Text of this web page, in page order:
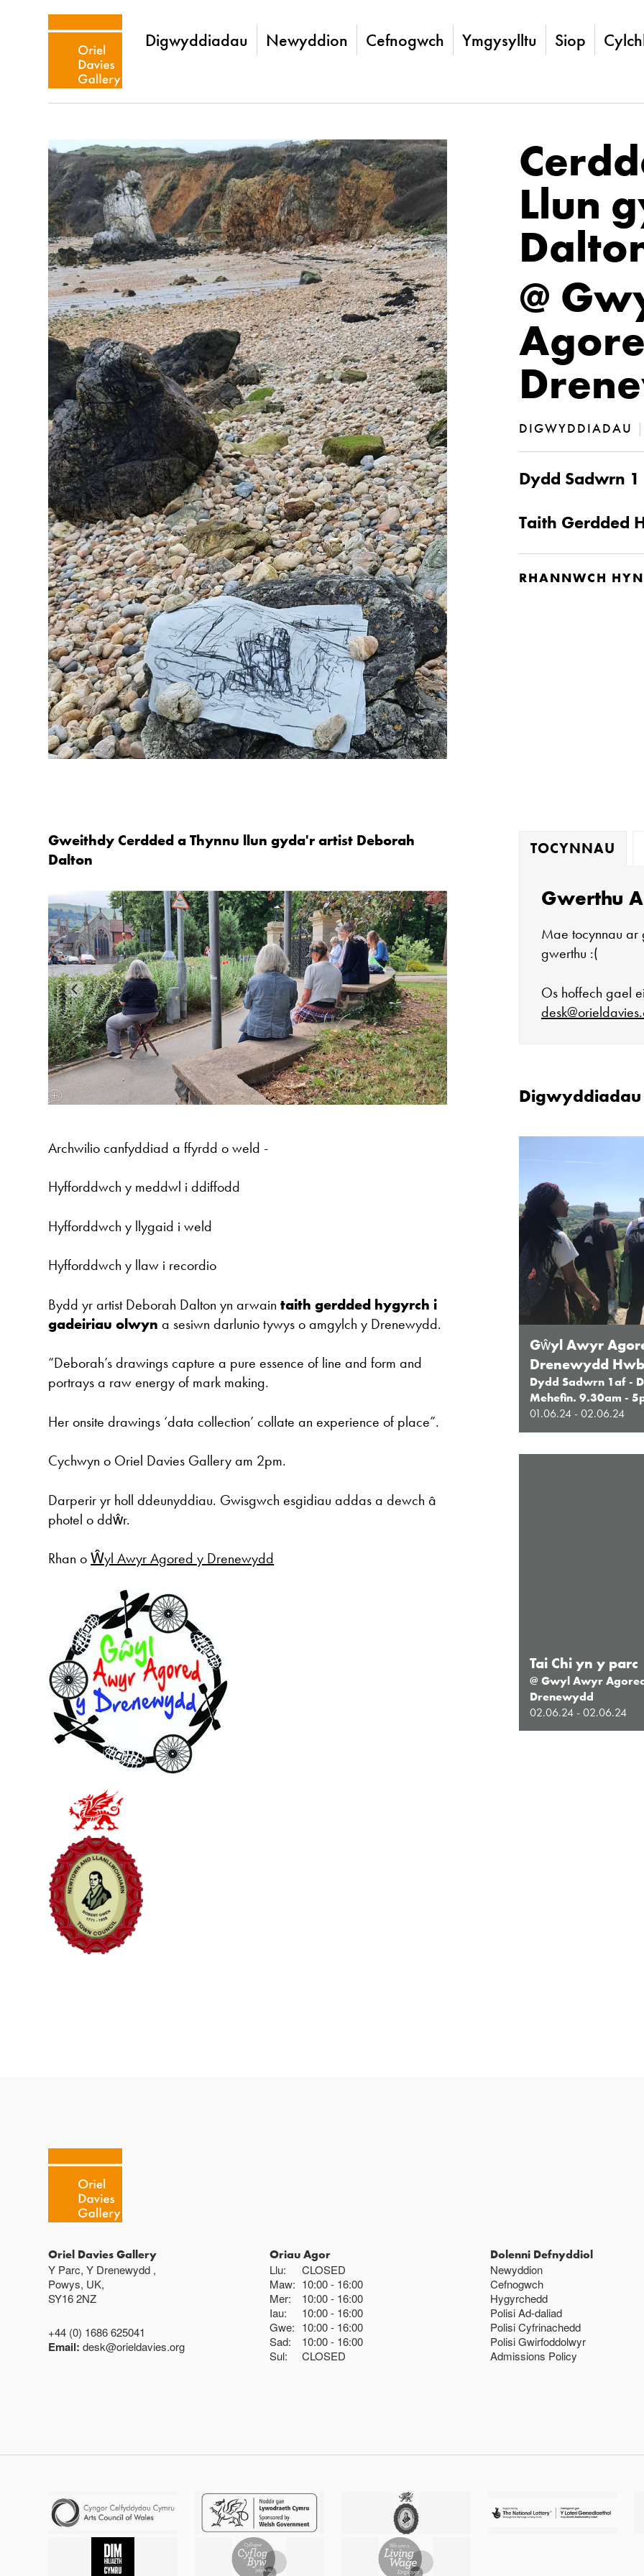
Digwyddiadau Newyddion Cefnogwch Ymgysylltu Siop
Llun
@
DIGWYDDIADAU |
Dydd Sadwrn
Taith Gerdded
RHANNWCH HYN
Gweithdy Cerdded a Thynnu llun gyda'r artist Deborah
Dalton
Archwilio canfyddiad a ffyrdd o weld -
Hyfforddwch y meddwl i ddiffodd
Hyfforddwch y llygaid i weld
Hyfforddwch y llaw i recordio
Bydd yr artist Deborah Dalton yn arwaintaith gerdded hygyrch i
gadeiriau olwyn a sesiwn darlunio tywys o amgylch y Drenewydd.
“Deborah’s drawings capture a pure essence of line and form and
portrays a raw energy of mark making.
Her onsite drawings ‘data collection’ collate an experience of place”.
Cychwyn o Oriel Davies Gallery am 2pm.
Darperir yr holl ddeunyddiau. Gwisgwch esgidiau addas a dewch â
photel o ddŵr.
Rhan oŴyl Awyr Agored y Drenewydd
TOCYNNAU
Gwerthu
Mae tocynnau
gwerthu :(
Os hoffech gael
Ac eithrio
Gwyliau banc
Gŵyl Awyr
Drenewydd Hwb
Dydd Sadwrn 1af -
Mehefin. 9.30am -
01.06.24 - 02.06.24
Tai Chi yn y parc
@ Gwyl Awyr
Drenewydd
02.06.24 - 02.06.24
Oriel Davies Gallery
Y Parc, Y Drenewydd ,
Powys, UK,
SY16 2NZ
+44 (0) 1686 625041
Email:desk@orieldavies.org
Oriau Agor
Llu:
CLOSED
Maw: 10:00
16:00
Mer:
10:00
16:00
Iau:
10:00
16:00
Gwe: 10:00
16:00
Sad:
10:00
16:00
Sul:
CLOSED
Dolenni Defnyddiol
Newyddion
Cefnogwch
Hygyrchedd
Polisi Ad-daliad
Polisi Cyfrinachedd
Polisi Gwirfoddolwyr
Admissions Policy